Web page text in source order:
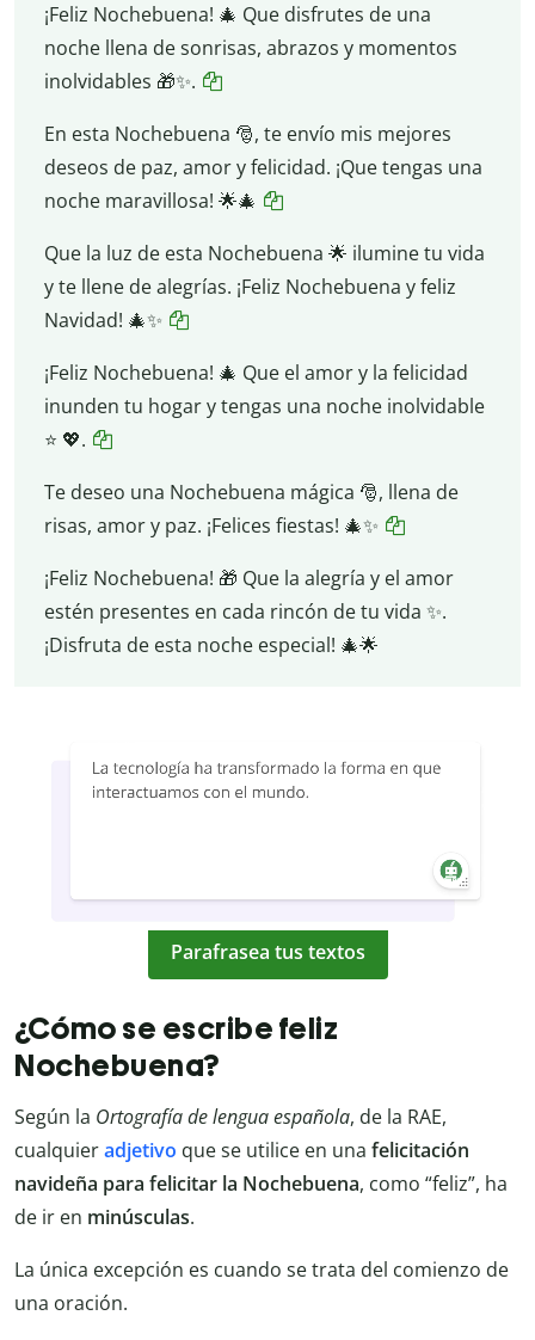
¡Feliz Nochebuena! 🎄 Que disfrutes de una
noche llena de sonrisas, abrazos y momentos
inolvidables 🎁✨.
En esta Nochebuena 🎅, te envío mis mejores
deseos de paz, amor y felicidad. ¡Que tengas una
noche maravillosa! 🌟🎄
Que la luz de esta Nochebuena 🌟 ilumine tu vida
y te llene de alegrías. ¡Feliz Nochebuena y feliz
Navidad! 🎄✨
¡Feliz Nochebuena! 🎄 Que el amor y la felicidad
inunden tu hogar y tengas una noche inolvidable
⭐ 💖.
Te deseo una Nochebuena mágica 🎅, llena de
risas, amor y paz. ¡Felices fiestas! 🎄✨
¡Feliz Nochebuena! 🎁 Que la alegría y el amor
estén presentes en cada rincón de tu vida ✨.
¡Disfruta de esta noche especial! 🎄🌟
Parafrasea tus textos
¿Cómo se escribe feliz
Nochebuena?
Según la Ortografía de lengua española, de la RAE,
cualquieradjetivo que se utilice en una felicitación
navideña para felicitar la Nochebuena, como “feliz”, ha
de ir en minúsculas.
La única excepción es cuando se trata del comienzo de
una oración.